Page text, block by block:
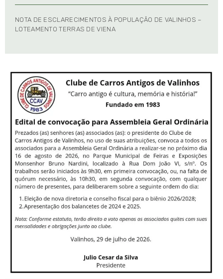
NOTA DE ESCLARECIMENTOS À POPULAÇÃO DE VALINHOS –
LOTEAMENTO TERRAS DE VIENA